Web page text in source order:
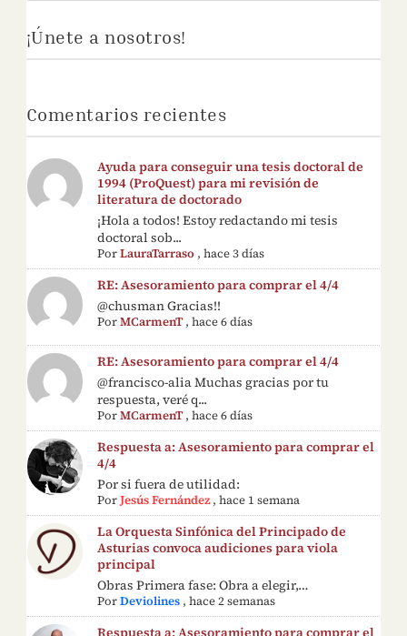
¡Únete a nosotros!
Comentarios recientes
Ayuda para conseguir una tesis doctoral de
1994 (ProQuest) para mi revisión de
literatura de doctorado
¡Hola a todos! Estoy redactando mi tesis
doctoral sob...
PorLauraTarraso ,hace 3 días
RE: Asesoramiento para comprar el 4/4
@chusman Gracias!!
PorMCarmenT,hace 6 días
RE: Asesoramiento para comprar el 4/4
@francisco-alia Muchas gracias por tu
respuesta, veré q...
PorMCarmenT,hace 6 días
Respuesta a: Asesoramiento para comprar el
4/4
Por si fuera de utilidad:
PorJesús Fernández ,hace 1 semana
La Orquesta Sinfónica del Principado de
Asturias convoca audiciones para viola
principal
Obras Primera fase: Obra a elegir,…
PorDeviolines ,hace 2 semanas